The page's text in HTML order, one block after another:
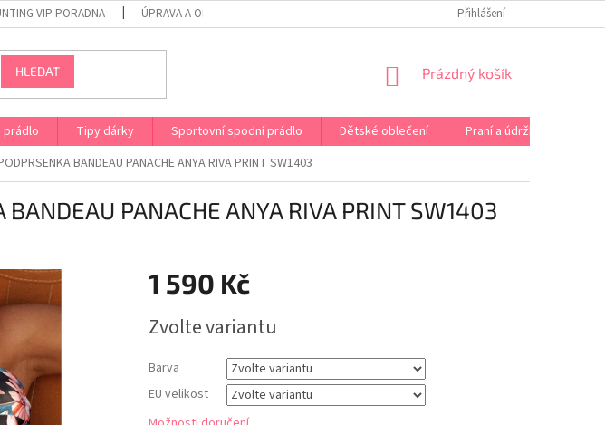
VIP PORADNA ÚPRAVA A OPRAVA PRÁDLA NA MÍRU DOPRAVA A PLATBA ČR A EU
Přihlášení
HLEDAT
NÁKUPNÍ
Prázdný košík
prádlo Tipy dárky Sportovní spodní prádlo Dětské oblečení Praní a údržba
BANDEAU PANACHE ANYA RIVA PRINT SW1403
BANDEAU PANACHE ANYA RIVA PRINT SW1403
1 590 Kč
cena:
Zvolte variantu
Barva
EU velikost